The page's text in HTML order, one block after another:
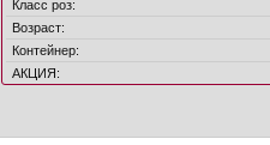
Класс роз:
Возраст:
Контейнер:
АКЦИЯ: